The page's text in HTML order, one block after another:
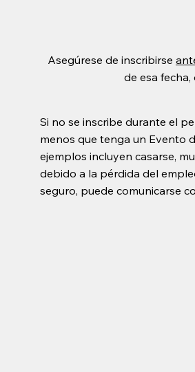
Asegúrese de inscribirse
de esa
Si no se inscribe durante el
menos que tenga un Evento
ejemplos incluyen casarse,
debido a la pérdida del
seguro, puede comunicarse